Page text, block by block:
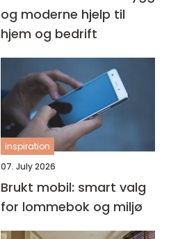
og moderne hjelp til
hjem og bedrift
inspiration
07. July 2026
Brukt mobil: smart valg
for lommebok og miljø